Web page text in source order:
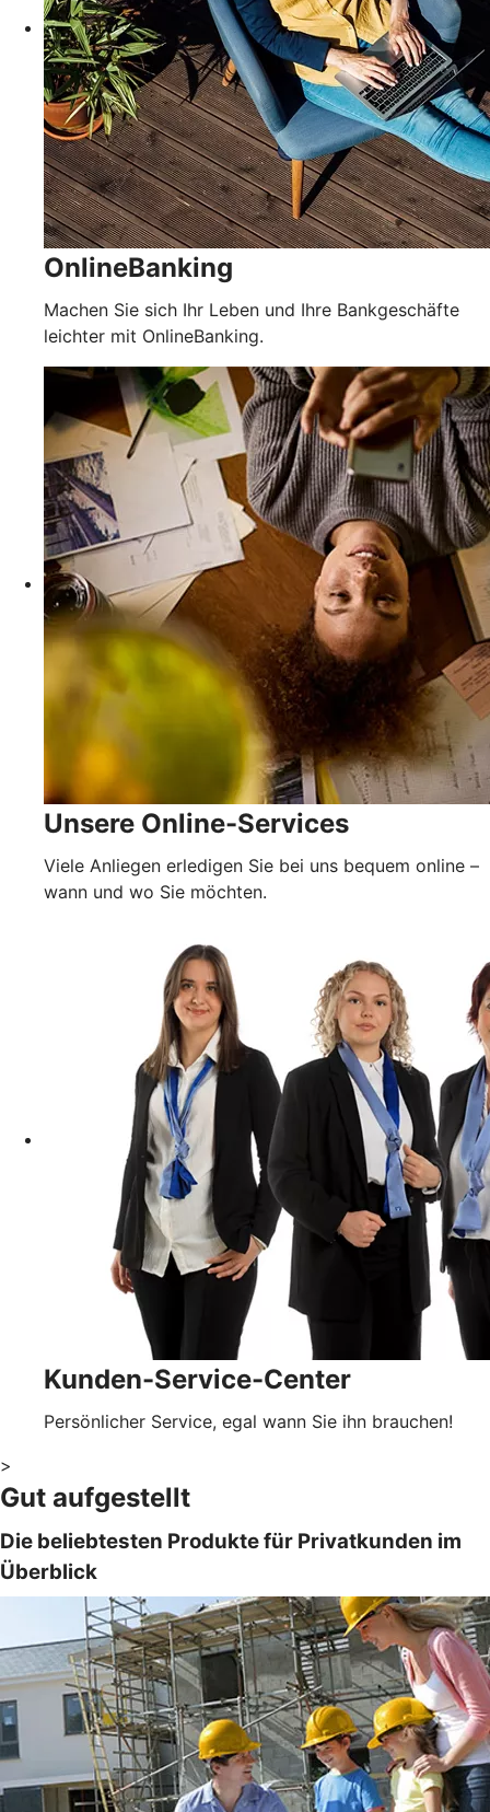
OnlineBanking
Machen Sie sich Ihr Leben und Ihre Bankgeschäfte
leichter mit OnlineBanking.
Unsere Online-Services
Viele Anliegen erledigen Sie bei uns bequem online –
wann und wo Sie möchten.
Kunden-Service-Center
Persönlicher Service, egal wann Sie ihn brauchen!
>
Gut aufgestellt
Die beliebtesten Produkte für Privatkunden im
Überblick